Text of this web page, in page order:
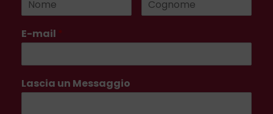
E-mail *
Lascia un Messaggio